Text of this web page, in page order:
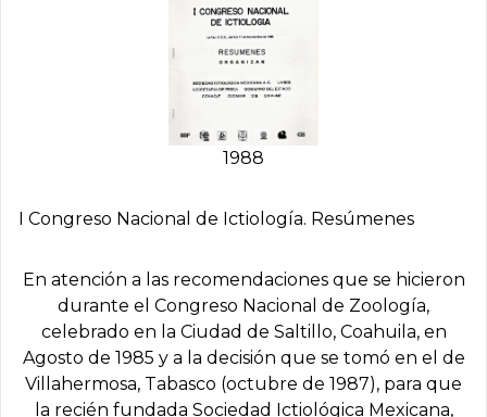
1988
I Congreso Nacional de Ictiología. Resúmenes
En atención a las recomendaciones que se hicieron
durante el Congreso Nacional de Zoología,
celebrado en la Ciudad de Saltillo, Coahuila, en
Agosto de 1985 y a la decisión que se tomó en el de
Villahermosa, Tabasco (octubre de 1987), para que
la recién fundada Sociedad Ictiológica Mexicana,